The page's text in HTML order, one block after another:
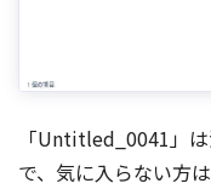
「Untitled_0041」
で、気に入らない方